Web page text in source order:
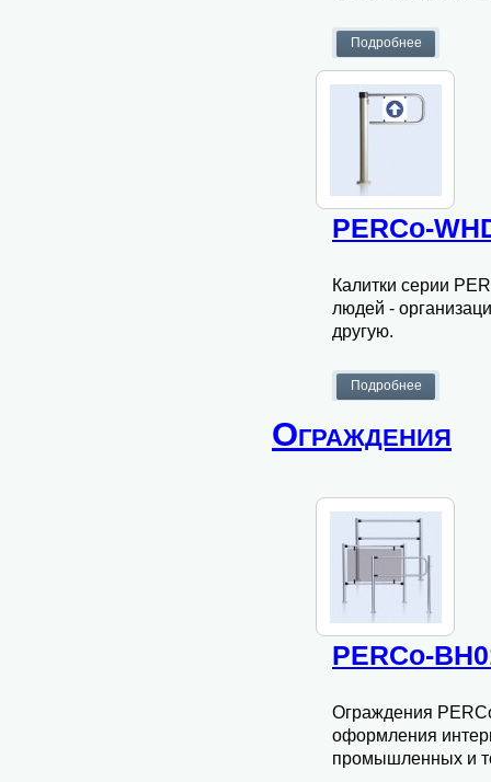
PERCo-
Калитки серии
людей -
другую.
Ограждения
PERCo-
Ограждения
оформления
промышленных и